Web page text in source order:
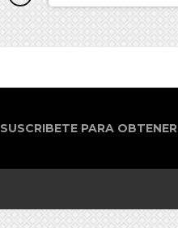
SUSCRIBETE PARA OBTENER